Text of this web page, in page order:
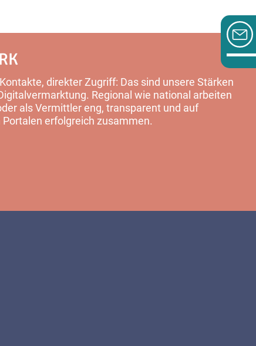
direkter Zugriff: Das sind unsere Stärken
Regional wie national arbeiten
als Vermittler eng, transparent und auf
erfolgreich zusammen.